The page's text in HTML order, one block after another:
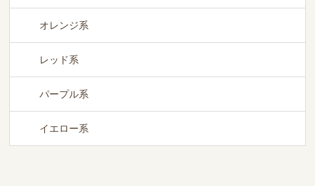
オレンジ系
レッド系
パープル系
イエロー系